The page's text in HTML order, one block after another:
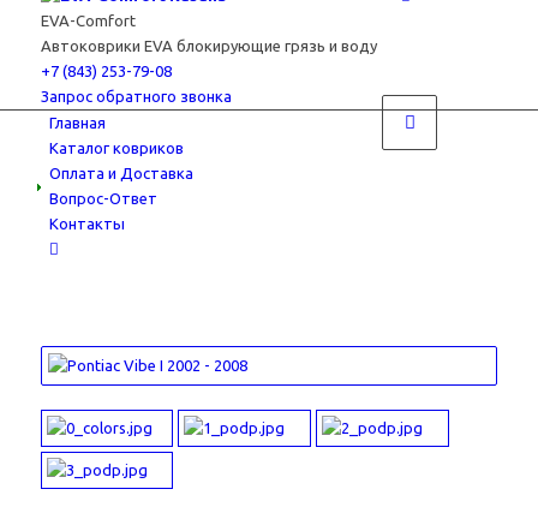
EVA-Comfort
Автоковрики EVA блокирующие грязь и воду
+7 (843) 253-79-08
Запрос обратного звонка
Главная
Каталог ковриков
Оплата и Доставка
Вопрос-Ответ
Контакты